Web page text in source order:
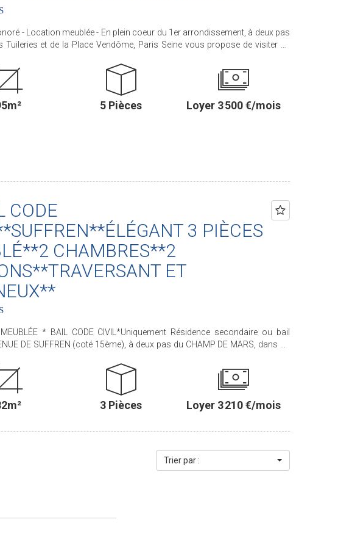
- Location meublée - En plein coeur du 1er arrondissement, à deux pas
Tuileries et de la Place Vendôme, Paris Seine vous propose de visiter ce
siècle. Il comprend une entrée, un double séjour / salle à
cuisine ouverte aménagée et équipée, deux chambres (avec possibilité d'une
salon), un bureau, une salle de douches ainsi qu'un WC séparé. Sa
fait de ce bel appartement un pied-à-terre parisien d'exception.
5 Pièces Loyer 3 500 €/mois
CODE
3 PIÈCES
CHAMBRES**2
ET
* BAIL CODE CIVIL*Uniquement Résidence secondaire ou bail
DE SUFFREN (coté 15ème), à deux pas du CHAMP DE MARS, dans un
vous propose cet ÉLÉGANT 3 PIÈCES situé au 3ème étage par
TRAVERSANT et LUMINEUX, il est agrémenté de 2 BEAUX BALCONS
toutes les pièces .Il se compose d'une entrée, d'un séjour, de DEUX
d'une GRANDE CUISINE DÎNATOIRE, d'une salle de bains avec WC et d'un WC
INCLUS DANS LES CHARGES* *DISPONIBLE IMMÉDIATEMENT*
RENTAL* CIVIL CODE LEASE* Only for Secondary Residence or Company
CHAMP DE MARS, in a well-maintained, modern
large eat-in kitchen, a bathroom with toilet, and a guest toilet. Ample storage
3 Pièces Loyer 3 210 €/mois
Trier par :